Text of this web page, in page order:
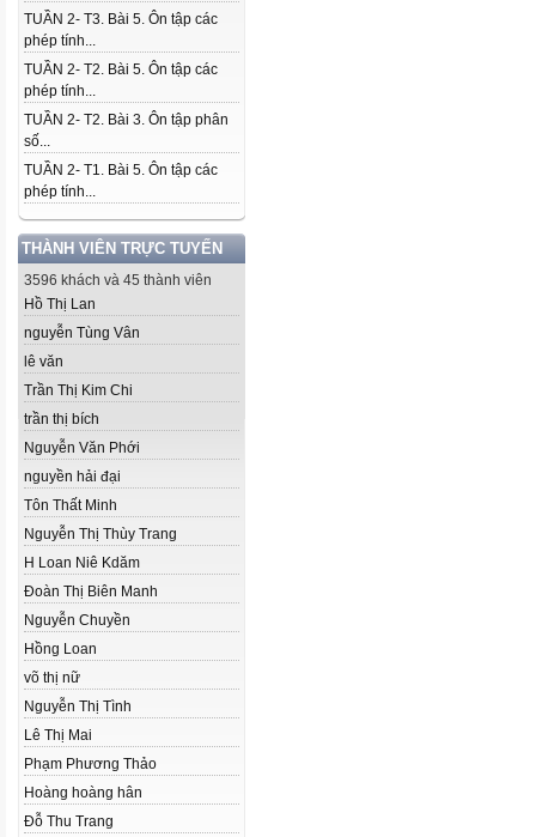
TUẦN 2- T3. Bài 5. Ôn tập các
phép tính...
TUẦN 2- T2. Bài 5. Ôn tập các
phép tính...
TUẦN 2- T2. Bài 3. Ôn tập phân
số...
TUẦN 2- T1. Bài 5. Ôn tập các
phép tính...
THÀNH VIÊN TRỰC TUYẾN
3596 khách và 45 thành viên
Hồ Thị Lan
nguyễn Tùng Vân
lê văn
Trần Thị Kim Chi
trần thị bích
Nguyễn Văn Phới
nguyền hải đại
Tôn Thất Minh
Nguyễn Thị Thùy Trang
H Loan Niê Kdăm
Đoàn Thị Biên Manh
Nguyễn Chuyền
Hồng Loan
võ thị nữ
Nguyễn Thị Tình
Lê Thị Mai
Phạm Phương Thảo
Hoàng hoàng hân
Đỗ Thu Trang